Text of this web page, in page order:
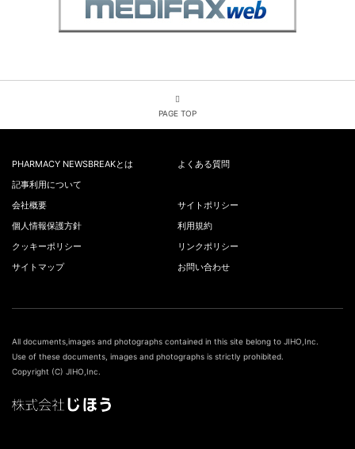
PAGE TOP
PHARMACY NEWSBREAKとは
よくある質問
記事利用について
会社概要
サイトポリシー
個人情報保護方針
利用規約
クッキーポリシー
リンクポリシー
サイトマップ
お問い合わせ
All documents,images and photographs contained in this site belong to JIHO,Inc.
Use of these documents, images and photographs is strictly prohibited.
Copyright (C) JIHO,Inc.